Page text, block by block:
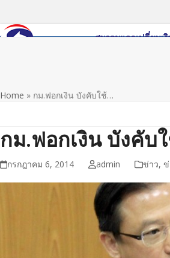
Home » กม.ฟอกเงิน บังคับใช้…
กม.ฟอกเงิน บังคับ
กรกฎาคม 6, 2014 admin ข่าว,